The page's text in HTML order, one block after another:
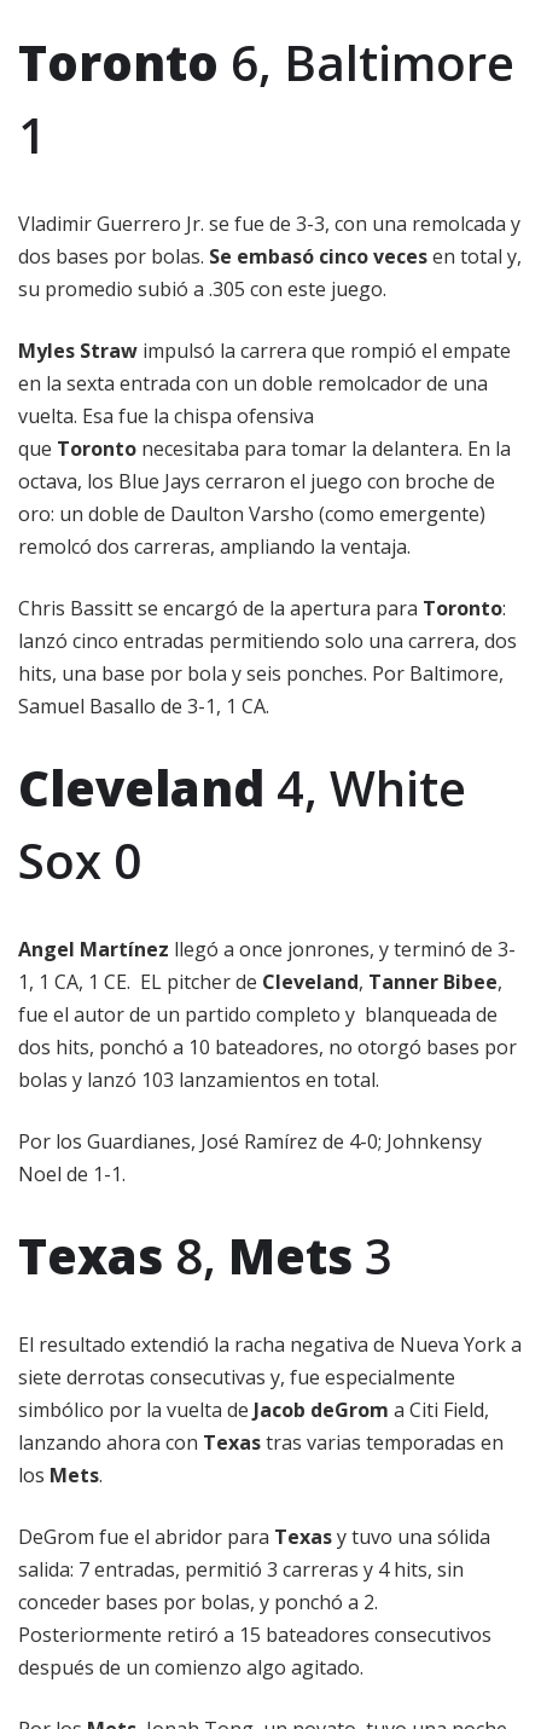
Toronto 6, Baltimore
1
Vladimir Guerrero Jr. se fue de 3-3, con una remolcada y
dos bases por bolas. Se embasó cinco vecesen total y,
su promedio subió a .305 con este juego.
Myles Straw impulsó la carrera que rompió el empate
en la sexta entrada con un doble remolcador de una
vuelta. Esa fue la chispa ofensiva
que Toronto necesitaba para tomar la delantera. En la
octava, los Blue Jays cerraron el juego con broche de
oro: un doble de Daulton Varsho (como emergente)
remolcó dos carreras, ampliando la ventaja.
Chris Bassitt se encargó de la apertura para Toronto:
lanzó cinco entradas permitiendo solo una carrera, dos
hits, una base por bola y seis ponches. Por Baltimore,
Samuel Basallo de 3-1, 1 CA.
Cleveland 4, White
Sox 0
Angel Martínez llegó a once jonrones, y terminó de 3-
1, 1 CA, 1 CE. EL pitcher de Cleveland, Tanner Bibee,
fue el autor de un partido completo y blanqueada de
dos hits, ponchó a 10 bateadores, no otorgó bases por
bolas y lanzó 103 lanzamientos en total.
Por los Guardianes, José Ramírez de 4-0; Johnkensy
Noel de 1-1.
Texas 8, Mets 3
El resultado extendió la racha negativa de Nueva York a
siete derrotas consecutivas y, fue especialmente
simbólico por la vuelta de Jacob deGrom a Citi Field,
lanzando ahora con Texastras varias temporadas en
los Mets.
DeGrom fue el abridor para Texasy tuvo una sólida
salida: 7 entradas, permitió 3 carreras y 4 hits, sin
conceder bases por bolas, y ponchó a 2.
Posteriormente retiró a 15 bateadores consecutivos
después de un comienzo algo agitado.